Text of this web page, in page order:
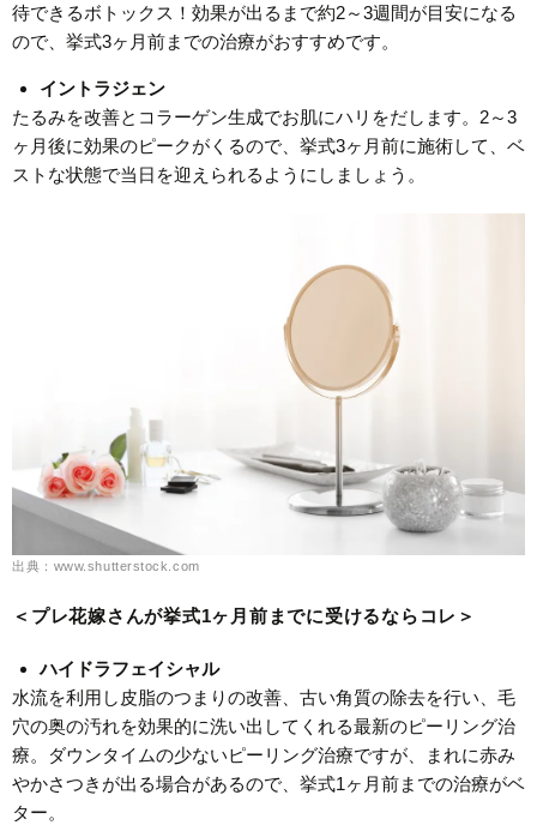
待できるボトックス！効果が出るまで約2～3週間が目安になる
ので、挙式3ヶ月前までの治療がおすすめです。
イントラジェン
たるみを改善とコラーゲン生成でお肌にハリをだします。2～3
ヶ月後に効果のピークがくるので、挙式3ヶ月前に施術して、ベ
ストな状態で当日を迎えられるようにしましょう。
出典：www.shutterstock.com
＜プレ花嫁さんが挙式1ヶ月前までに受けるならコレ＞
ハイドラフェイシャル
水流を利用し皮脂のつまりの改善、古い角質の除去を行い、毛
穴の奥の汚れを効果的に洗い出してくれる最新のピーリング治
療。ダウンタイムの少ないピーリング治療ですが、まれに赤み
やかさつきが出る場合があるので、挙式1ヶ月前までの治療がベ
ター。